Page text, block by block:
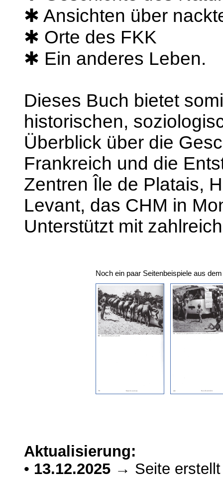
✱ Ansichten über
✱ Orte des FKK
✱ Ein anderes Leben.
Dieses Buch bietet
historischen,
Überblick über die
Frankreich und die
Zentren Île de Platais,
Levant, das CHM in
Unterstützt mit
Noch ein paar Seitenbeispiele aus
Aktualisierung:
• 13.12.2025 → Seite erstellt